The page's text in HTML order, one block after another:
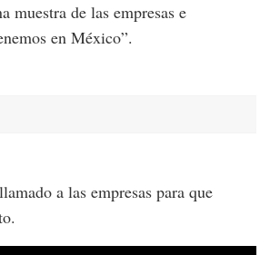
muestra de las empresas e
en México”.
a las empresas para que